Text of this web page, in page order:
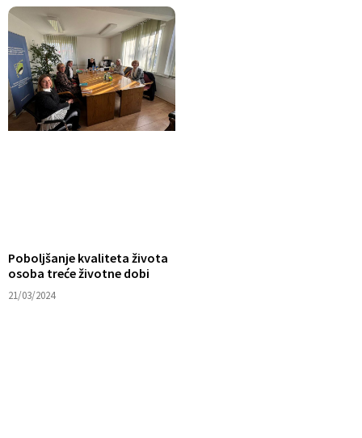
Poboljšanje kvaliteta života
osoba treće životne dobi
21/03/2024